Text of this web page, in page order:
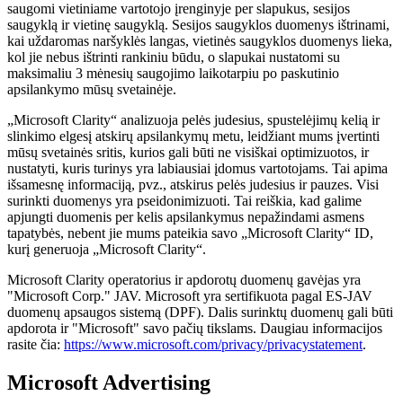
saugomi vietiniame vartotojo įrenginyje per slapukus, sesijos
saugyklą ir vietinę saugyklą. Sesijos saugyklos duomenys ištrinami,
kai uždaromas naršyklės langas, vietinės saugyklos duomenys lieka,
kol jie nebus ištrinti rankiniu būdu, o slapukai nustatomi su
maksimaliu 3 mėnesių saugojimo laikotarpiu po paskutinio
apsilankymo mūsų svetainėje.
„Microsoft Clarity“ analizuoja pelės judesius, spustelėjimų kelią ir
slinkimo elgesį atskirų apsilankymų metu, leidžiant mums įvertinti
mūsų svetainės sritis, kurios gali būti ne visiškai optimizuotos, ir
nustatyti, kuris turinys yra labiausiai įdomus vartotojams. Tai apima
išsamesnę informaciją, pvz., atskirus pelės judesius ir pauzes. Visi
surinkti duomenys yra pseidonimizuoti. Tai reiškia, kad galime
apjungti duomenis per kelis apsilankymus nepažindami asmens
tapatybės, nebent jie mums pateikia savo „Microsoft Clarity“ ID,
kurį generuoja „Microsoft Clarity“.
Microsoft Clarity operatorius ir apdorotų duomenų gavėjas yra
"Microsoft Corp." JAV. Microsoft yra sertifikuota pagal ES-JAV
duomenų apsaugos sistemą (DPF). Dalis surinktų duomenų gali būti
apdorota ir "Microsoft" savo pačių tikslams. Daugiau informacijos
rasite čia: https://www.microsoft.com/privacy/privacystatement.
Microsoft Advertising